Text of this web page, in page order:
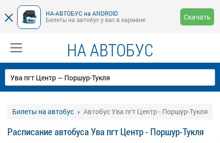
НА-АВТОБУС на ANDROID
Билеты на автобус у вас в кармане
Скачать
НА АВТОБУС
Билеты на автобус Автобус Ува пгт Центр - Поршур-Тукля
Расписание автобуса Ува пгт Центр - Поршур-Тукля